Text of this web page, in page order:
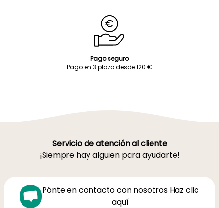
Pago seguro
Pago en 3 plazo desde 120 €
Servicio de atención al cliente
¡Siempre hay alguien para ayudarte!
Pónte en contacto con nosotros Haz clic
aquí